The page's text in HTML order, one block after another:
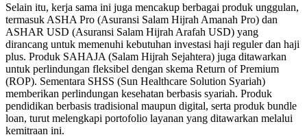
Selain itu, kerja sama ini juga mencakup berbagai produk unggulan,
termasuk ASHA Pro (Asuransi Salam Hijrah Amanah Pro) dan
ASHAR USD (Asuransi Salam Hijrah Arafah USD) yang
dirancang untuk memenuhi kebutuhan investasi haji reguler dan haji
plus. Produk SAHAJA (Salam Hijrah Sejahtera) juga ditawarkan
untuk perlindungan fleksibel dengan skema Return of Premium
(ROP). Sementara SHSS (Sun Healthcare Solution Syariah)
memberikan perlindungan kesehatan berbasis syariah. Produk
pendidikan berbasis tradisional maupun digital, serta produk bundle
loan, turut melengkapi portofolio layanan yang ditawarkan melalui
kemitraan ini.